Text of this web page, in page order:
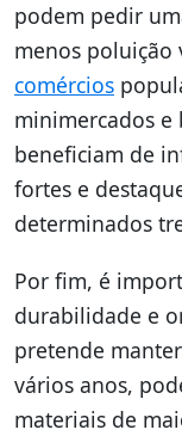
podem pedir
menos poluição
comércios
minimercados e
beneficiam de
fortes e
determinados
Por fim, é
durabilidade e
pretende
vários anos,
materiais de